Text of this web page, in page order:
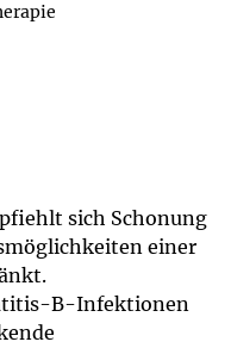
sich Schonung
einer
B-Infektionen